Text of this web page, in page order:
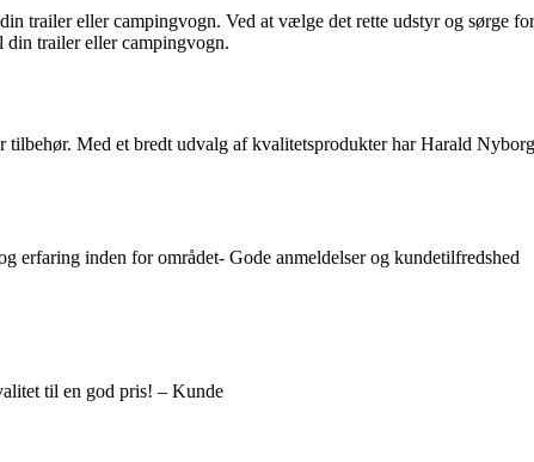
trailer eller campingvogn. Ved at vælge det rette udstyr og sørge
din trailer eller campingvogn.
Med et bredt udvalg af kvalitetsprodukter har Harald
erfaring inden for området- Gode anmeldelser og kundetilfredshed
til en god pris! – Kunde